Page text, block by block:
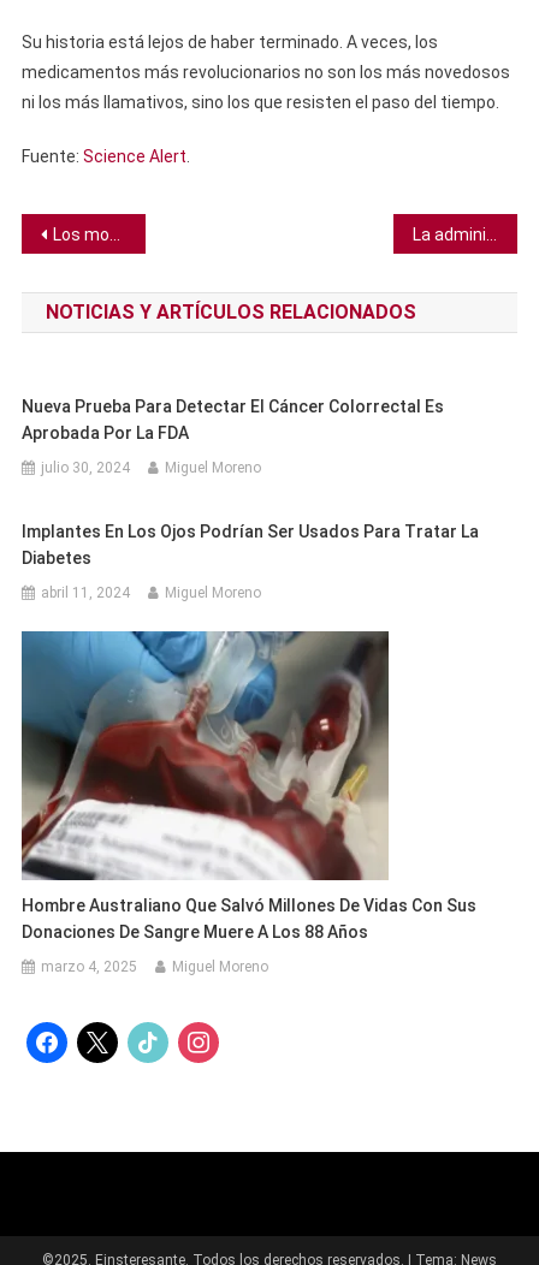
Su historia está lejos de haber terminado. A veces, los
medicamentos más revolucionarios no son los más novedosos
ni los más llamativos, sino los que resisten el paso del tiempo.
Fuente: Science Alert
Navegación
de
entradas
Los monos de Gibraltar están comiendo tierra para sobrellevar la comida chatarra de los turistas
NOTICIAS Y ARTÍCULOS RELACIONADOS
Nueva Prueba Para Detectar El Cáncer Colorrectal Es
Aprobada Por La FDA
julio 30, 2024 Miguel Moreno
Implantes En Los Ojos Podrían Ser Usados Para Tratar La
Diabetes
abril 11, 2024 Miguel Moreno
Hombre Australiano Que Salvó Millones De Vidas Con Sus
Donaciones De Sangre Muere A Los 88 Años
marzo 4, 2025 Miguel Moreno
facebook
x tiktok instagram
©2025. Einsteresante. Todos los derechos reservados. Tema: News